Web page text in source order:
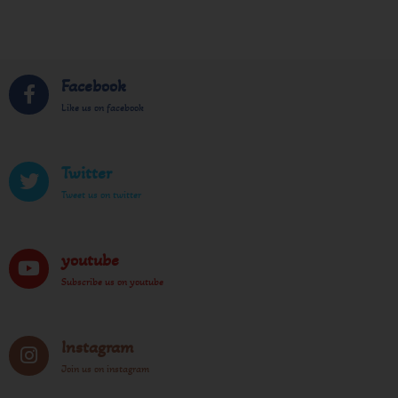
Facebook
Like us on facebook
Twitter
Tweet us on twitter
youtube
Subscribe us on youtube
Instagram
Join us on instagram